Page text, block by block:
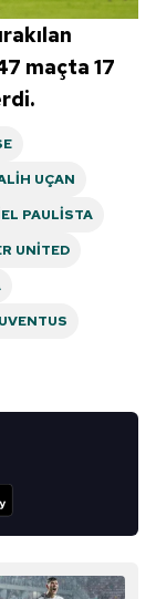
maçta 17
UÇAN
PAULISTA
UNITED